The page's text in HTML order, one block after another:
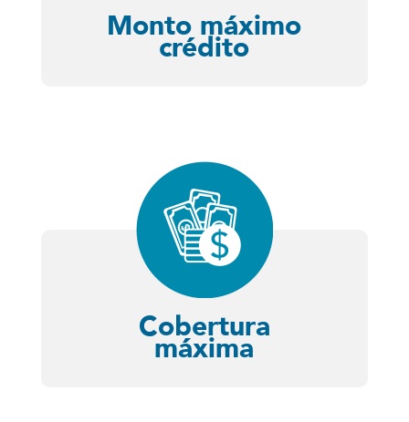
Monto máximo
crédito
Cobertura
máxima
Dependiendo del nivel de ventas